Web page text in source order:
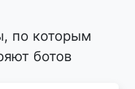
по которым
ботов